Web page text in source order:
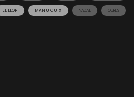
EL LLOP MANU GUIX NADAL OBRES